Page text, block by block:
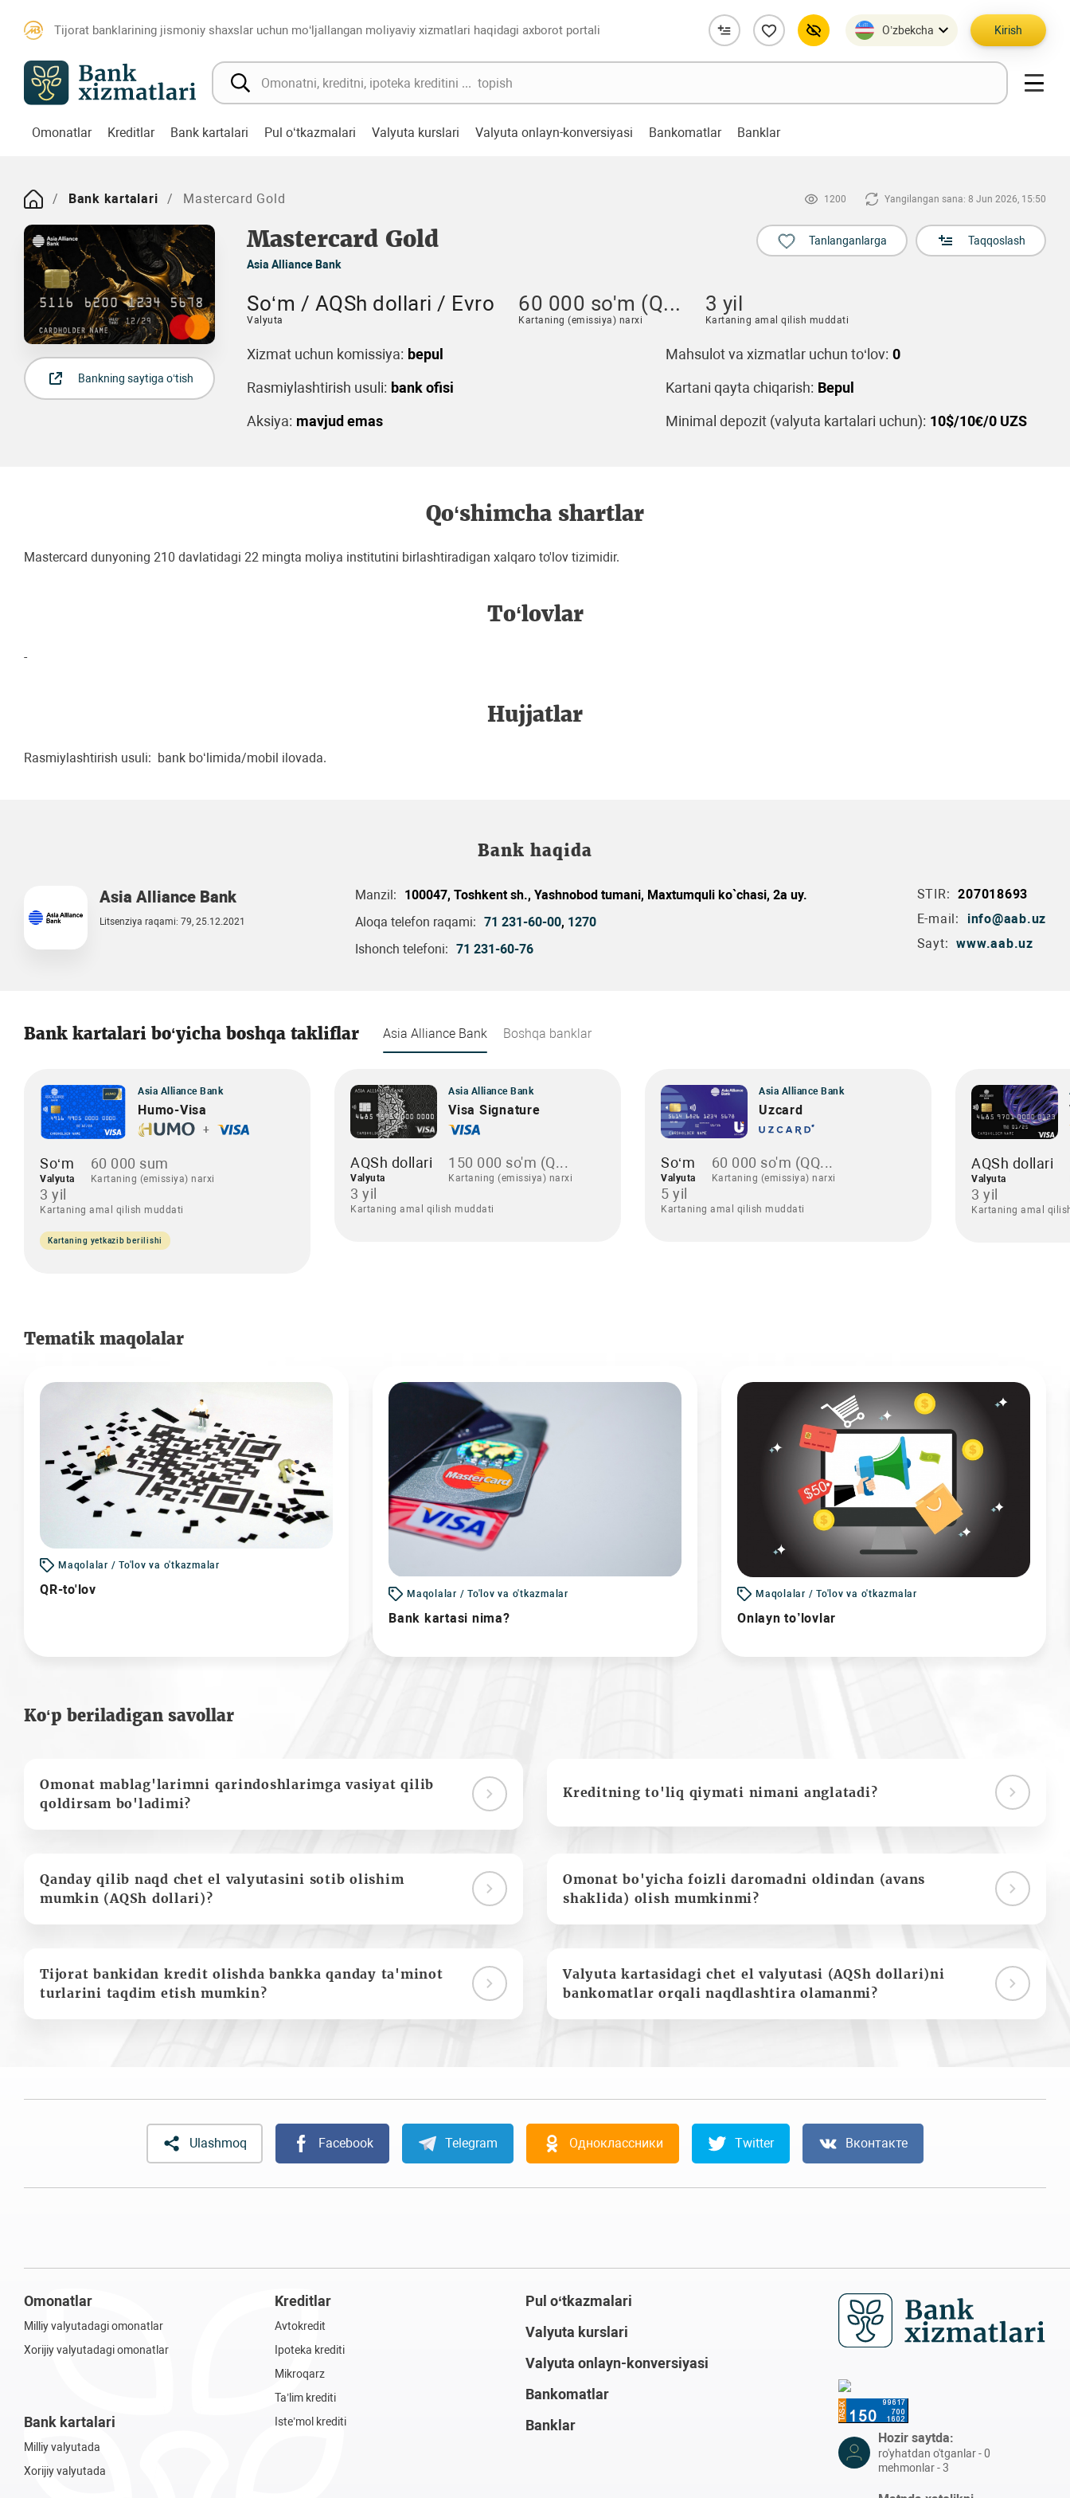
Tijorat banklarining jismoniy shaxslar uchun mo‘ljallangan moliyaviy xizmatlari haqidagi axborot portali O’zbekcha Kirish
Omonatlar Kreditlar Bank kartalari Pul o‘tkazmalari Valyuta kurslari Valyuta onlayn-konversiyasi Bankomatlar Banklar
Bank kartalari Mastercard Gold 1200 Yangilangan sana: 8 Jun 2026, 15:50
Mastercard Gold
Asia Alliance Bank
Tanlanganlarga Taqqoslash
Bankning saytiga o‘tish
So‘m / AQSh dollari / Evro
Valyuta
60 000 so'm (Q...
Kartaning (emissiya) narxi
3 yil
Kartaning amal qilish muddati
Xizmat uchun komissiya: bepul Mahsulot va xizmatlar uchun to‘lov: 0
Rasmiylashtirish usuli: bank ofisi Kartani qayta chiqarish: Bepul
Aksiya: mavjud emas Minimal depozit (valyuta kartalari uchun): 10$/10€/0 UZS
Qo‘shimcha shartlar
Mastercard dunyoning 210 davlatidagi 22 mingta moliya institutini birlashtiradigan xalqaro to'lov tizimidir.
To‘lovlar
-
Hujjatlar
Rasmiylashtirish usuli: bank bo‘limida/mobil ilovada.
Bank haqida
Asia Alliance Bank
Litsenziya raqami: 79, 25.12.2021
Manzil:
100047, Toshkent sh., Yashnobod tumani, Maxtumquli ko`chasi, 2a uy.
Aloqa telefon raqami: 71 231-60-00, 1270
Ishonch telefoni: 71 231-60-76
STIR: 207018693
E-mail:
info@aab.uz
Sayt: www.aab.uz
Bank kartalari bo‘yicha boshqa takliflar Asia Alliance Bank Boshqa banklar
Asia Alliance Bank
Humo-Visa
+
So‘m
Valyuta
60 000 sum
Kartaning (emissiya) narxi
3 yil
Kartaning amal qilish muddati
Kartaning yetkazib berilishi
Asia Alliance Bank
Visa Signature
AQSh dollari
Valyuta
150 000 so'm (Q...
Kartaning (emissiya) narxi
3 yil
Kartaning amal qilish muddati
Asia Alliance Bank
Uzcard
So‘m
Valyuta
60 000 so'm (QQ...
Kartaning (emissiya) narxi
5 yil
Kartaning amal qilish muddati
AQSh dollari
Valyuta
3 yil
Kartaning amal
Tematik maqolalar
Maqolalar / To'lov va o'tkazmalar
QR-to'lov Maqolalar / To'lov va o'tkazmalar
Bank kartasi nima?
Maqolalar / To'lov va o'tkazmalar
Onlayn to’lovlar
Ko‘p beriladigan savollar
Omonat mablag'larimni qarindoshlarimga vasiyat qilib
qoldirsam bo'ladimi?
Kreditning to'liq qiymati nimani anglatadi?
Qanday qilib naqd chet el valyutasini sotib olishim
mumkin (AQSh dollari)?
Omonat bo'yicha foizli daromadni oldindan (avans
shaklida) olish mumkinmi?
Tijorat bankidan kredit olishda bankka qanday ta'minot
turlarini taqdim etish mumkin?
Valyuta kartasidagi chet el valyutasi (AQSh dollari)ni
bankomatlar orqali naqdlashtira olamanmi?
Ulashmoq Facebook Telegram Одноклассники Twitter Вконтакте
Omonatlar
Milliy valyutadagi omonatlar
Xorijiy valyutadagi omonatlar
Bank kartalari
Milliy valyutada
Xorijiy valyutada
Kreditlar
Avtokredit
Ipoteka krediti
Mikroqarz
Ta’lim krediti
Iste’mol krediti
Pul o‘tkazmalari
Valyuta kurslari
Valyuta onlayn-konversiyasi
Bankomatlar
Banklar
Hozir saytda:
ro'yhatdan o'tganlar - 0
mehmonlar - 3